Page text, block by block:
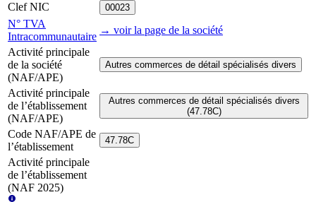
Clef NIC 00023
N° TVA
Intracommunautaire
→ voir la page de la société
Activité principale
de la société
(NAF/APE)
Autres commerces de détail spécialisés divers
Activité principale
de l’établissement
(NAF/APE)
Autres commerces de détail spécialisés divers
(47.78C)
Code NAF/APE de
l’établissement
47.78C
Activité principale
de l’établissement
(NAF 2025)